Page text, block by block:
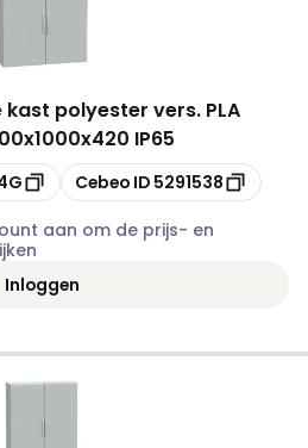
polyester vers. PLA
IP65
Kopiëren
Cebeo ID 5291538
aan om de prijs- en
Inloggen